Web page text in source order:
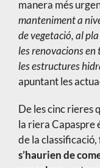
manera més
manteniment a
de vegetació, al
les renovacions en
les estructures
apuntant les
De les cinc rieres
la riera Capaspre
de la
s’haurien de